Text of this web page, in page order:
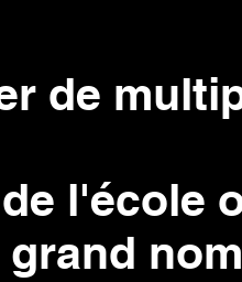
de
l'école